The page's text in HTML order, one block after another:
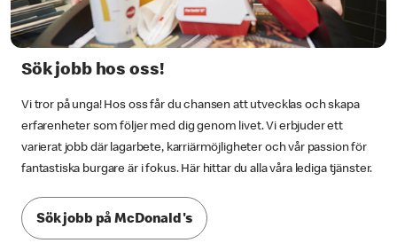
Sök jobb hos oss!
Vi tror på unga! Hos oss får du chansen att utvecklas och skapa
erfarenheter som följer med dig genom livet. Vi erbjuder ett
varierat jobb där lagarbete, karriärmöjligheter och vår passion för
fantastiska burgare är i fokus. Här hittar du alla våra lediga tjänster.
Sök jobb på McDonald's